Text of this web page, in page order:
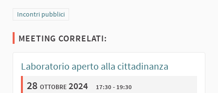
Filtra i risultati per categoria: Incontri pubblici
Incontri pubblici
MEETING CORRELATI:
Laboratorio aperto alla cittadinanza
28 ottobre 2024 17:30 - 19:30